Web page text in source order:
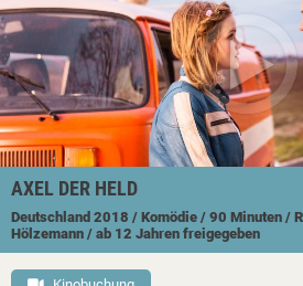
AXEL DER HELD
Deutschland 2018 / Komödie / 90 Minuten /
Hölzemann / ab 12 Jahren freigegeben